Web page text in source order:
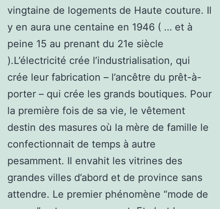
vingtaine de logements de Haute couture. Il
y en aura une centaine en 1946 ( … et à
peine 15 au prenant du 21e siècle
).L’électricité crée l’industrialisation, qui
crée leur fabrication – l’ancêtre du prêt-à-
porter – qui crée les grands boutiques. Pour
la première fois de sa vie, le vêtement
destin des masures où la mère de famille le
confectionnait de temps à autre
pesamment. Il envahit les vitrines des
grandes villes d’abord et de province sans
attendre. Le premier phénomène “mode de